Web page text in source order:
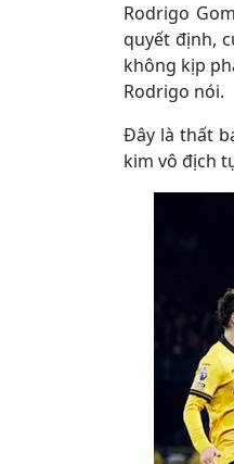
Rodrigo
quyết định,
không kịp
Rodrigo nói.
Đây là thất
kim vô địch